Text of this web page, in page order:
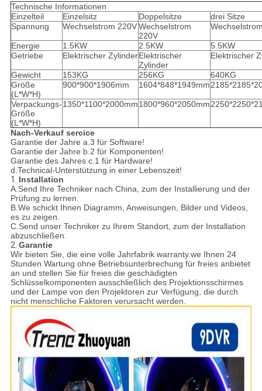
Technische Informationen
Einzelteil
Einzelsitz Doppelsitze
drei Sitze
Spannung
Wechselstrom 220VWechselstrom
220V
Energie 1.5KW 2.5KW
5.5KW
Getriebe
Elektrischer ZylinderElektrischer
Zylinder
Elektrischer
Gewicht 153KG 256KG
640KG
Größe
(L*W*H)
900*900*1906mm 1604*848*1949mm
Verpackungs-
Größe
(L*W*H)
1350*1100*2000mm1800*960*2050mm
Nach-Verkauf sercice
Garantie der Jahre a.3 für Software!
Garantie der Jahre b.2 für Komponenten!
Garantie des Jahres c.1 für Hardware!
d.Technical-Unterstützung in einer Lebenszeit!
1. Installation
A.Send Ihre Techniker nach China, zum der Installierung und der
Prüfung zu lernen.
B.We schickt Ihnen Diagramm, Anweisungen, Bilder und Videos,
es zu zeigen.
C.Send unser Techniker zu Ihrem Standort, zum der Installation
abzuschließen.
2. Garantie
Wir bieten Sie, die eine volle Jahrfabrik warranty.we Ihnen 24
Stunden Wartung ohne Betriebsunterbrechung für freies anbietet
an und stellen Sie für freies die geschädigten
Schlüsselkomponenten ausschließlich des Projektionsschirmes
und der Lampe von den Projektoren zur Verfügung, die durch
nicht menschliche Faktoren verursacht werden.